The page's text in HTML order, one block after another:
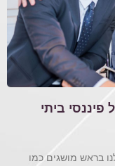
ביתי
בראש מושגים כמו